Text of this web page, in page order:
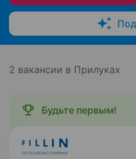
2 вакансии в Прилуках
Будьте первым!